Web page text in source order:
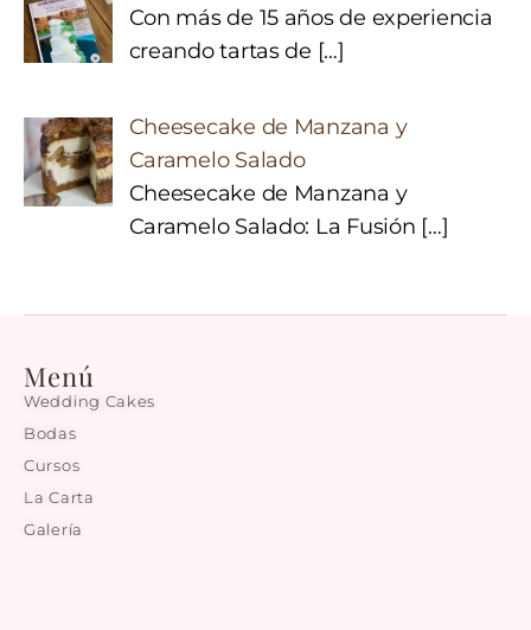
Con más de 15 años de experiencia
creando tartas de […]
Cheesecake de Manzana y
Caramelo Salado
Cheesecake de Manzana y
Caramelo Salado: La Fusión […]
Menú
Wedding Cakes
Bodas
Cursos
La Carta
Galería